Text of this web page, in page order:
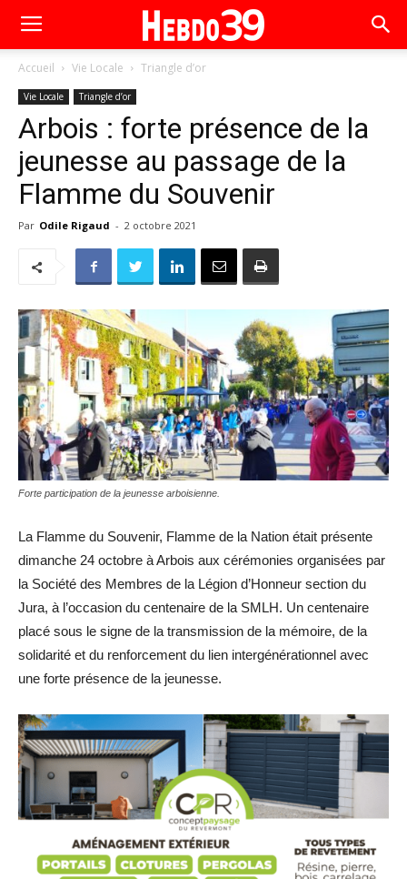
Accueil Vie Locale Triangle d’or
Vie Locale Triangle d’or
Arbois : forte présence de la
jeunesse au passage de la
Flamme du Souvenir
Par Odile Rigaud - 2 octobre 2021
Forte participation de la jeunesse arboisienne.
La Flamme du Souvenir, Flamme de la Nation était présente
dimanche 24 octobre à Arbois aux cérémonies organisées par
la Société des Membres de la Légion d’Honneur section du
Jura, à l’occasion du centenaire de la SMLH. Un centenaire
placé sous le signe de la transmission de la mémoire, de la
solidarité et du renforcement du lien intergénérationnel avec
une forte présence de la jeunesse.